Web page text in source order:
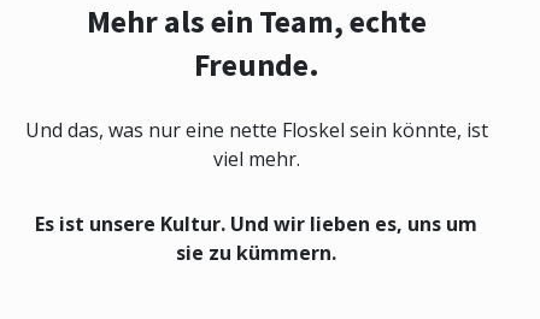
Mehr als ein Team, echte
Freunde.
Und das, was nur eine nette Floskel sein könnte, ist
viel mehr.
Es ist unsere Kultur. Und wir lieben es, uns um
sie zu kümmern.